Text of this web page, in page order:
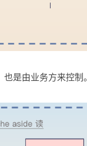
是由业务方来控制。